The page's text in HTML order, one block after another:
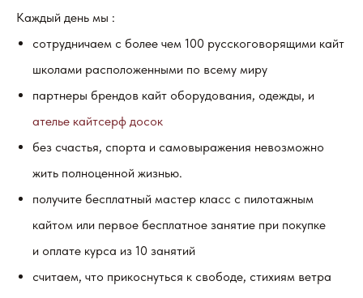
Каждый день мы :
сотрудничаем с более чем 100 русскоговорящими кайт
школами расположенными по всему миру
партнеры брендов кайт оборудования, одежды, и
ателье кайтсерф досок
без счастья, спорта и самовыражения невозможно
жить полноценной жизнью.
получите бесплатный мастер класс с пилотажным
кайтом или первое бесплатное занятие при покупке
и оплате курса из 10 занятий
считаем, что прикоснуться к свободе, стихиям ветра